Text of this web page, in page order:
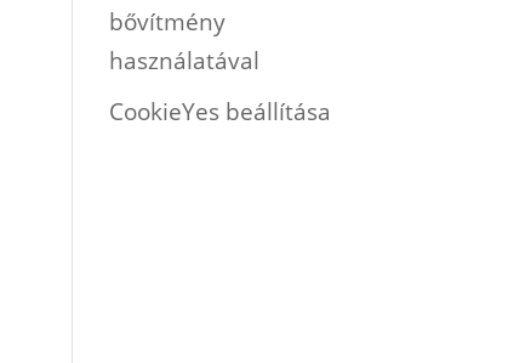
bővítmény
használatával
CookieYes beállítása